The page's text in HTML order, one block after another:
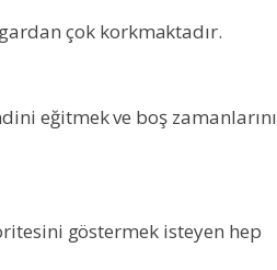
çok korkmaktadır.
eğitmek ve boş zamanlarını
göstermek isteyen hep